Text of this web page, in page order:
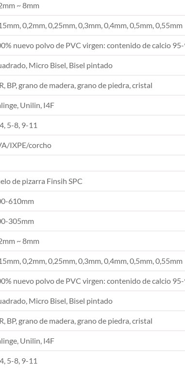
~ 8mm
0,2mm, 0,25mm, 0,3mm, 0,4mm, 0,5mm, 0,55mm
nuevo polvo de PVC virgen: contenido de calcio
Micro Bisel, Bisel pintado
BP, grano de madera, grano de piedra, cristal
Unilin, I4F
5-8, 9-11
IXPE/corcho
de pizarra Finsih SPC
610mm
305mm
~ 8mm
0,2mm, 0,25mm, 0,3mm, 0,4mm, 0,5mm, 0,55mm
nuevo polvo de PVC virgen: contenido de calcio
Micro Bisel, Bisel pintado
BP, grano de madera, grano de piedra, cristal
Unilin, I4F
5-8, 9-11